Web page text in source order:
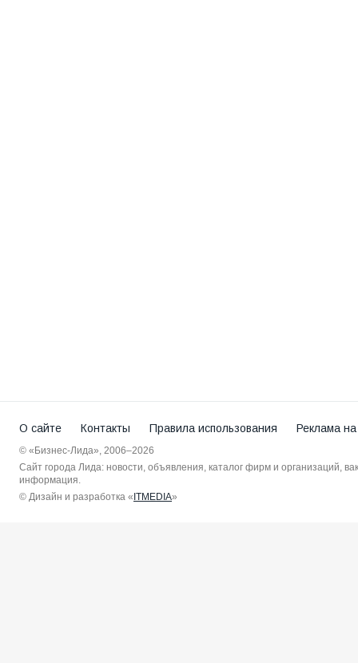
О сайте Контакты Правила использования Реклама
© «Бизнес-Лида», 2006–2026
Сайт города Лида: новости, объявления, каталог фирм и организаций,
информация.
© Дизайн и разработка « ITMEDIA»